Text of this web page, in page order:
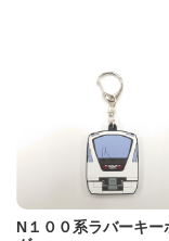
N１００系ラバーキー